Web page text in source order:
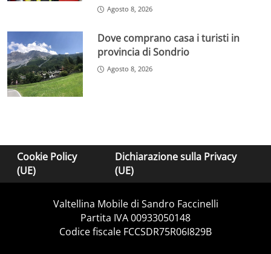
Agosto 8, 2026
Dove comprano casa i turisti in
provincia di Sondrio
Agosto 8, 2026
Cookie Policy
(UE)
Dichiarazione sulla Privacy
(UE)
Valtellina Mobile di Sandro Faccinelli
Partita IVA 00933050148
Codice fiscale FCCSDR75R06I829B